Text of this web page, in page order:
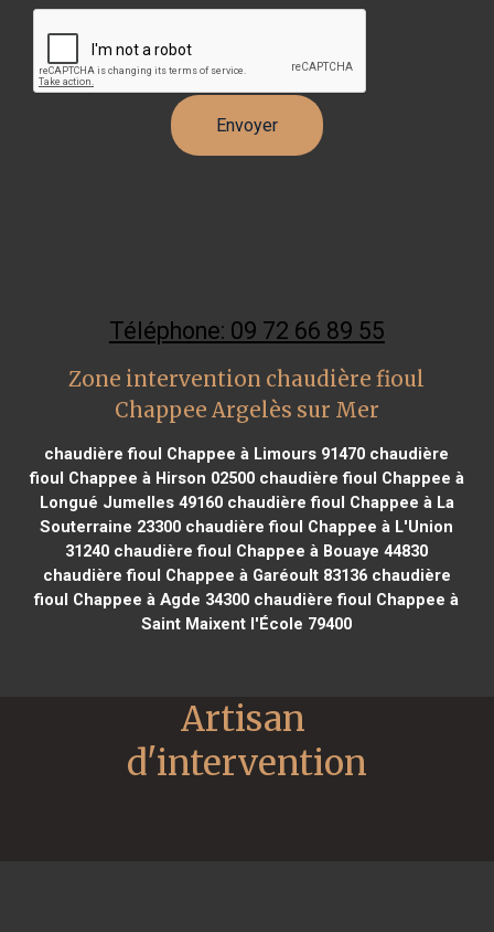
Téléphone: 09 72 66 89 55
Zone intervention chaudière fioul
Chappee Argelès sur Mer
chaudière fioul Chappee à Limours 91470 chaudière
fioul Chappee à Hirson 02500chaudière fioul Chappee à
Longué Jumelles 49160chaudière fioul Chappee à La
Souterraine 23300 chaudière fioul Chappee à L'Union
31240 chaudière fioul Chappee à Bouaye 44830
chaudière fioul Chappee à Garéoult 83136chaudière
fioul Chappee à Agde 34300 chaudière fioul Chappee à
Saint Maixent l'École 79400
Artisan
d'intervention